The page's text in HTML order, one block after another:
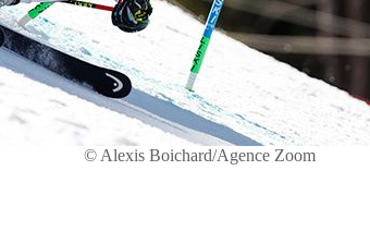
© Alexis Boichard/Agence Zoom